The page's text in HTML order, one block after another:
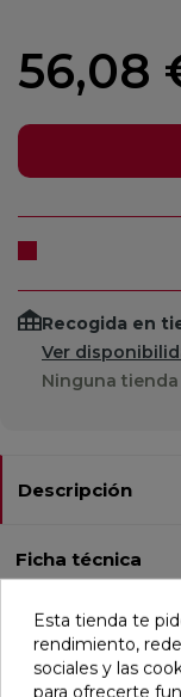
56,08
Recogida en
Ver
Ninguna
Descripción
Ficha técnica
Rociador de
fabricado en latón
medida de
Esta tienda te
rendimiento,
sociales y las
para ofrecerte